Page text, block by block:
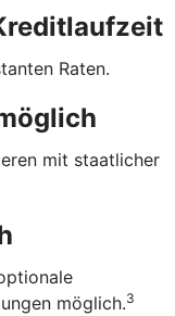
Raten.
mit staatlicher
möglich.3